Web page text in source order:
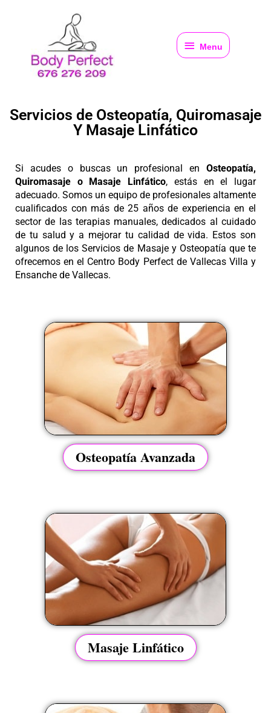
Menu
Servicios de Osteopatía, Quiromasaje
Y Masaje Linfático
Si acudes o buscas un profesional en Osteopatía,
Quiromasaje o Masaje Linfático, estás en el lugar
adecuado. Somos un equipo de profesionales altamente
cualificados con más de 25 años de experiencia en el
sector de las terapias manuales, dedicados al cuidado
de tu salud y a mejorar tu calidad de vida. Estos son
algunos de los Servicios de Masaje y Osteopatía que te
ofrecemos en el Centro Body Perfect de Vallecas Villa y
Ensanche de Vallecas.
Osteopatía Avanzada
Masaje Linfático